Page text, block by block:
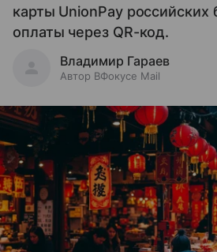
карты UnionPay российских
оплаты через QR-код.
Владимир Гараев
Автор ВФокусе Mail